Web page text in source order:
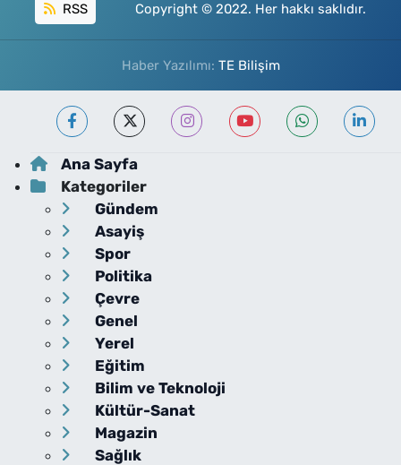
RSS Copyright © 2022. Her hakkı saklıdır.
Haber Yazılımı: TE Bilişim
Ana Sayfa
Kategoriler
Gündem
Asayiş
Spor
Politika
Çevre
Genel
Yerel
Eğitim
Bilim ve Teknoloji
Kültür-Sanat
Magazin
Sağlık